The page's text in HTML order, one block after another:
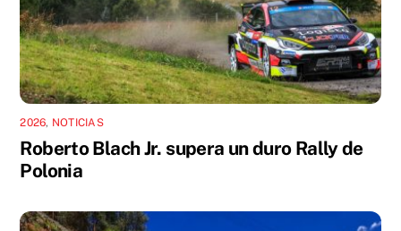
2026, NOTICIAS
Roberto Blach Jr. supera un duro Rally de
Polonia